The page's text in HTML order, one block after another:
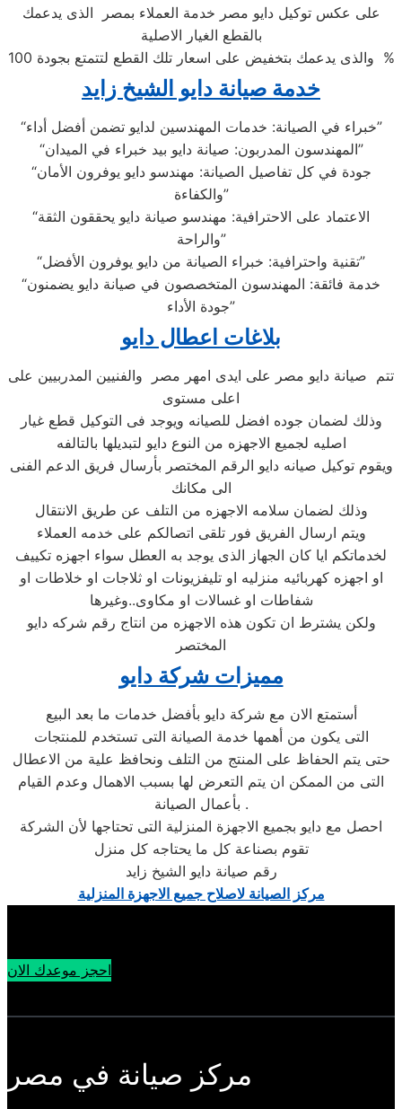
على عكس توكيل دايو مصر خدمة العملاء بمصر الذى يدعمك
بالقطع الغيار الاصلية
والذى يدعمك بتخفيض على اسعار تلك القطع لتتمتع بجودة 100 %
خدمة صيانة دايو الشيخ زايد
“خبراء في الصيانة: خدمات المهندسين لدايو تضمن أفضل أداء”
“المهندسون المدربون: صيانة دايو بيد خبراء في الميدان”
“جودة في كل تفاصيل الصيانة: مهندسو دايو يوفرون الأمان
والكفاءة”
“الاعتماد على الاحترافية: مهندسو صيانة دايو يحققون الثقة
والراحة”
“تقنية واحترافية: خبراء الصيانة من دايو يوفرون الأفضل”
“خدمة فائقة: المهندسون المتخصصون في صيانة دايو يضمنون
جودة الأداء”
بلاغات اعطال دايو
تتم صيانة دايو مصر على ايدى امهر مصر والفنيين المدربيين على
اعلى مستوى
وذلك لضمان جوده افضل للصيانه ويوجد فى التوكيل قطع غيار
اصليه لجميع الاجهزه من النوع دايو لتبديلها بالتالفه
ويقوم توكيل صيانه دايو الرقم المختصر بأرسال فريق الدعم الفنى
الى مكانك
وذلك لضمان سلامه الاجهزه من التلف عن طريق الانتقال
ويتم ارسال الفريق فور تلقى اتصالكم على خدمه العملاء
لخدماتكم ايا كان الجهاز الذى يوجد به العطل سواء اجهزه تكييف
او اجهزه كهربائيه منزليه او تليفزيونات او ثلاجات او خلاطات او
شفاطات او غسالات او مكاوى..وغيرها
ولكن يشترط ان تكون هذه الاجهزه من انتاج رقم شركه دايو
المختصر
مميزات شركة دايو
أستمتع الان مع شركة دايو بأفضل خدمات ما بعد البيع
التى يكون من أهمها خدمة الصيانة التى تستخدم للمنتجات
حتى يتم الحفاظ على المنتج من التلف ونحافظ علية من الاعطال
التى من الممكن ان يتم التعرض لها بسبب الاهمال وعدم القيام
بأعمال الصيانة .
احصل مع دايو بجميع الاجهزة المنزلية التى تحتاجها لأن الشركة
تقوم بصناعة كل ما يحتاجه كل منزل
رقم صيانة دايو الشيخ زايد
مركز الصيانة لاصلاح جميع الاجهزة المنزلية
احجز موعدك الان
مركز صيانة في مصر